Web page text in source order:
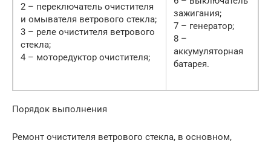
2 – переключатель очистителя
и омывателя ветрового стекла;
3 – реле очистителя ветрового
стекла;
4 – моторедуктор очистителя;
зажигания;
7 – генератор;
8 –
аккумуляторная
батарея.
Порядок выполнения
Ремонт очистителя ветрового стекла, в основном,